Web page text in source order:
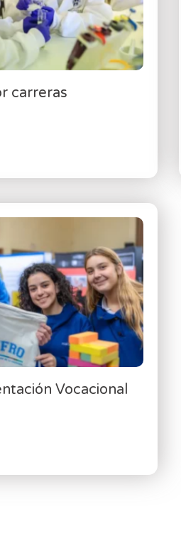
carreras
Vocacional